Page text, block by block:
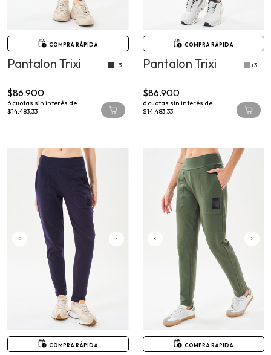
COMPRA RÁPIDA
Pantalon Trixi +3
$86.900
6 cuotas sin interés de
$14.483,33
COMPRA RÁPIDA
Pantalon Trixi +3
$86.900
6 cuotas sin interés de
$14.483,33
COMPRA RÁPIDA COMPRA RÁPIDA